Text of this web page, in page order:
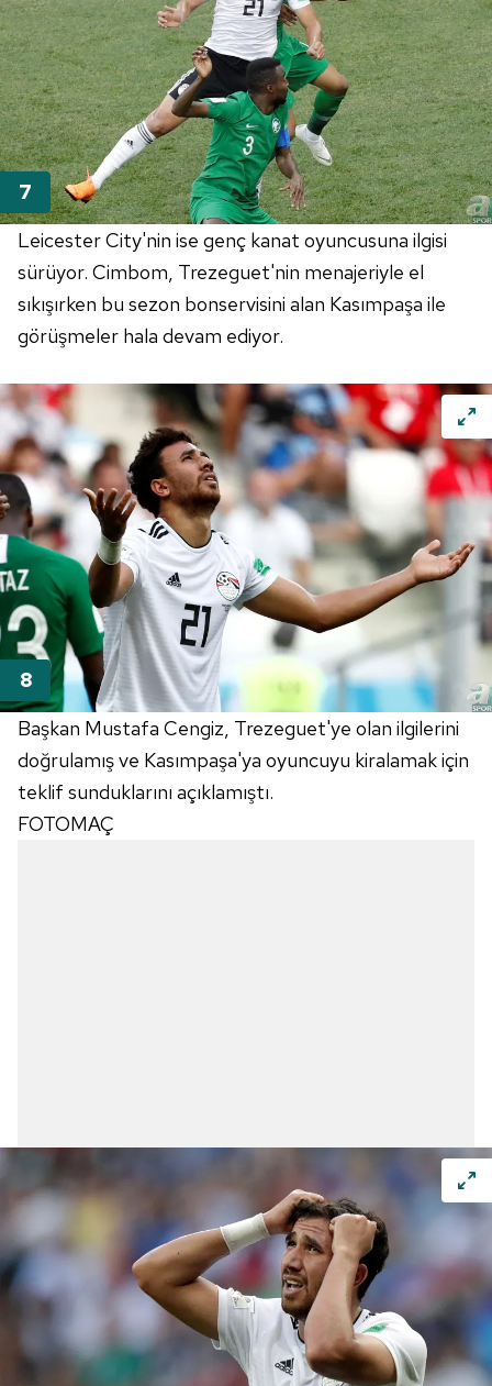
6698 sayılı Kişisel Verilerin Korunması Kanunu uyarınca
hazırlanmış Aydınlatma Metnimizi okumak ve sitemizde
ilgili mevzuata uygun olarak kullanılan çerezlerle ilgili bilgi
almak için lütfentıklayınız.
Leicester City'nin ise genç kanat oyuncusuna ilgisi
sürüyor. Cimbom, Trezeguet'nin menajeriyle el
sıkışırken bu sezon bonservisini alan Kasımpaşa ile
görüşmeler hala devam ediyor.
Başkan Mustafa Cengiz, Trezeguet'ye olan ilgilerini
doğrulamış ve Kasımpaşa'ya oyuncuyu kiralamak için
teklif sunduklarını açıklamıştı.
FOTOMAÇ